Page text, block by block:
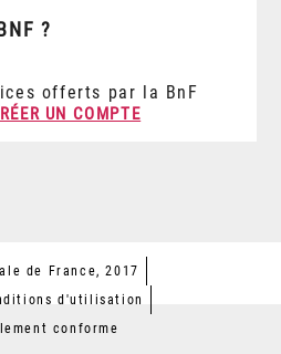
?
offerts par la BnF
UN COMPTE
de France, 2017
d'utilisation
conforme